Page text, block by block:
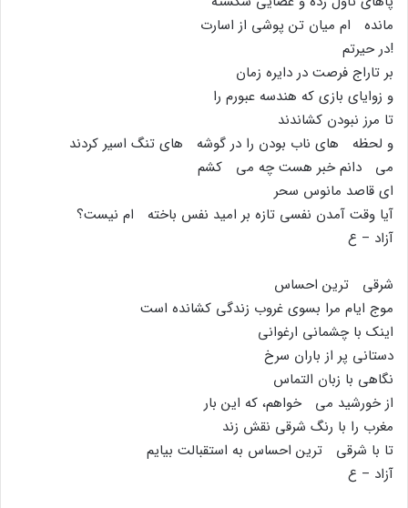
مانده ام میان تن پوشى از اسارت
!در حیرتم
بر تاراج فرصت در دایره زمان
و زوایاى بازى که هندسه عبورم را
تا مرز نبودن کشاندند
و لحظه هاى ناب بودن را در گوشه هاى تنگ اسیر کردند
مى دانم خبر هست چه مى کشم
اى قاصد مانوس سحر
آیا وقت آمدن نفسى تازه بر امید نفس باخته ام نیست؟
آزاد – ع
شرقى ترین احساس
موج ایام مرا بسوى غروب زندگى کشانده است
اینک با چشمانى ارغوانى
دستانى پر از باران سرخ
نگاهى با زبان التماس
از خورشید مى خواهم، که این بار
مغرب را با رنگ شرقى نقش زند
تا با شرقى ترین احساس به استقبالت بیایم
آزاد – ع